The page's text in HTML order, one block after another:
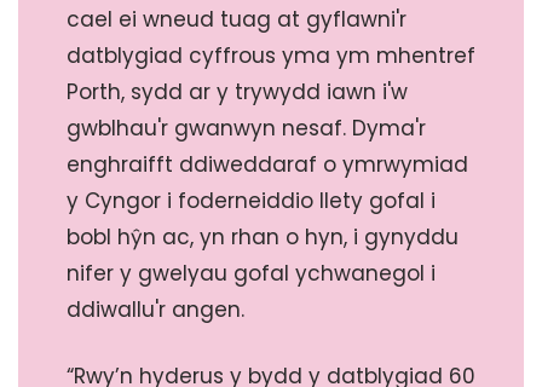
cael ei wneud tuag at gyflawni'r
datblygiad cyffrous yma ym mhentref
Porth, sydd ar y trywydd iawn i'w
gwblhau'r gwanwyn nesaf. Dyma'r
enghraifft ddiweddaraf o ymrwymiad
y Cyngor i foderneiddio llety gofal i
bobl hŷn ac, yn rhan o hyn, i gynyddu
nifer y gwelyau gofal ychwanegol i
ddiwallu'r angen.
“Rwy’n hyderus y bydd y datblygiad 60